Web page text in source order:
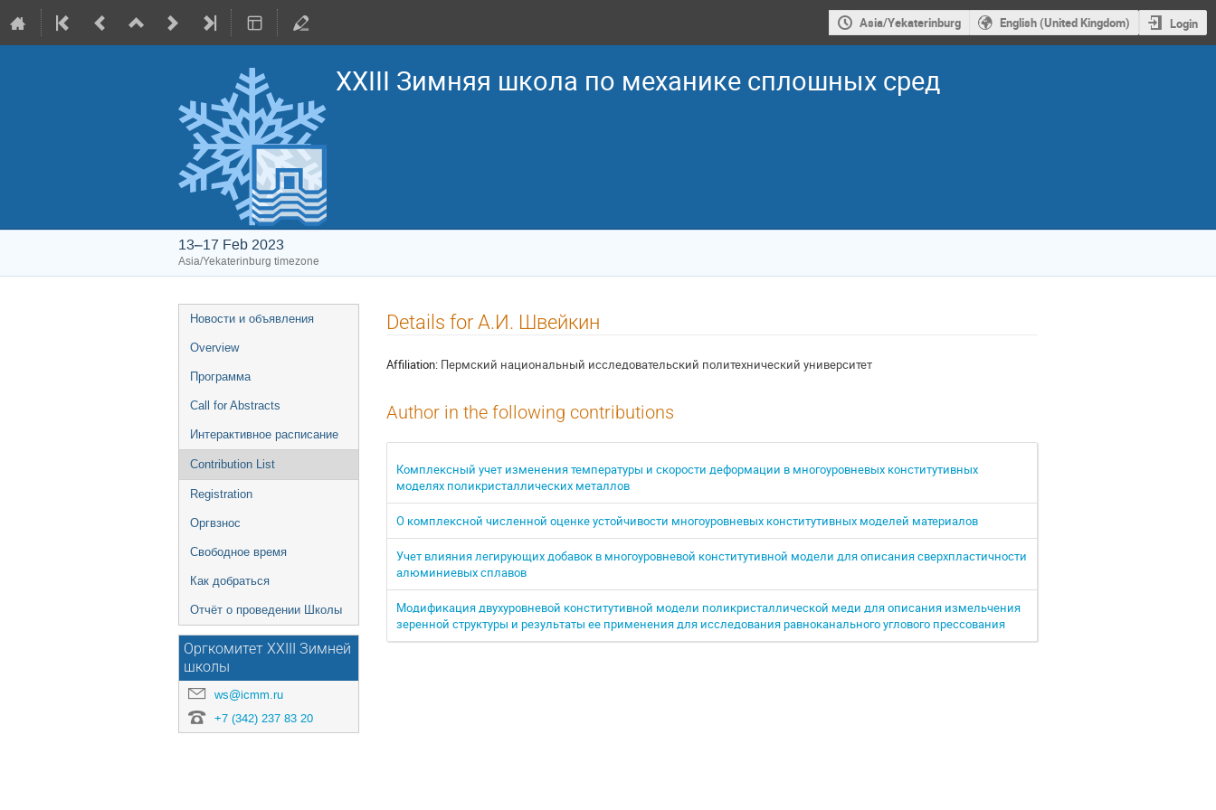
Asia/Yekaterinburg English (United Kingdom) Login
XXIII Зимняя школа по механике сплошных сред
13–17 Feb 2023
Asia/Yekaterinburg timezone
Event
menu
Новости и объявления
Overview
Программа
Call for Abstracts
Интерактивное расписание
Contribution List
Registration
Оргвзнос
Свободное время
Как добраться
Отчёт о проведении Школы
Оргкомитет XXIII Зимней
школы
ws@icmm.ru
+7 (342) 237 83 20
Details for А.И. Швейкин
Affiliation: Пермский национальный исследовательский политехнический университет
Author in the following contributions
Комплексный учет изменения температуры и скорости деформации в многоуровневых конститутивных
моделях поликристаллических металлов
О комплексной численной оценке устойчивости многоуровневых конститутивных моделей материалов
Учет влияния легирующих добавок в многоуровневой конститутивной модели для описания сверхпластичности
алюминиевых сплавов
Модификация двухуровневой конститутивной модели поликристаллической меди для описания измельчения
зеренной структуры и результаты ее применения для исследования равноканального углового прессования